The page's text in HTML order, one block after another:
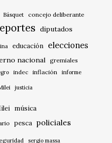
Básquet concejo deliberante
diputados
educación elecciones
nacional gremiales
indec inflación informe
justicia
música
pesca policiales
sergio massa